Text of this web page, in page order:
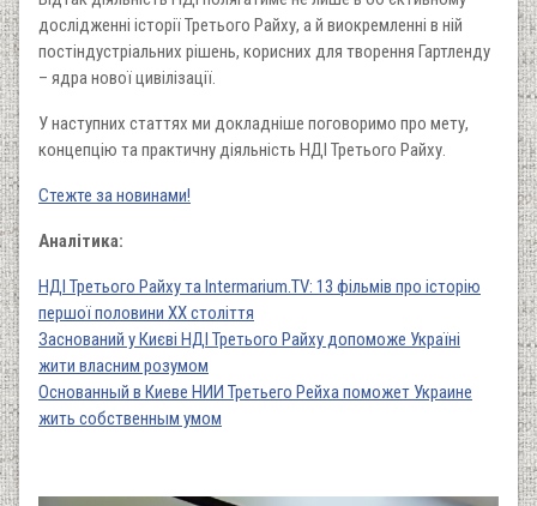
дослідженні історії Третього Райху, а й виокремленні в ній
постіндустріальних рішень, корисних для творення Гартленду
– ядра нової цивілізації.
У наступних статтях ми докладніше поговоримо про мету,
концепцію та практичну діяльність НДІ Третього Райху.
Стежте за новинами!
Аналітика:
НДІ Третього Райху та Intermarium.TV: 13 фільмів про історію
першої половини ХХ століття
Заснований у Києві НДІ Третього Райху допоможе Україні
жити власним розумом
Основанный в Киеве НИИ Третьего Рейха поможет Украине
жить собственным умом